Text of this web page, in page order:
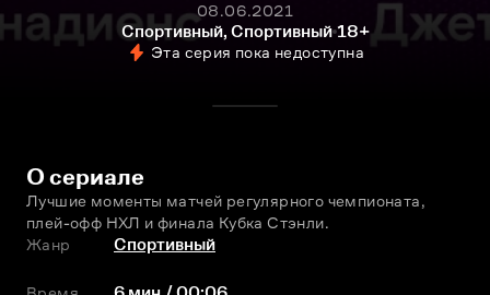
08.06.2021
Спортивный, Спортивный 18+
Эта серия пока недоступна
О сериале
Лучшие моменты матчей регулярного чемпионата,
плей-офф НХЛ и финала Кубка Стэнли.
Жанр
Спортивный